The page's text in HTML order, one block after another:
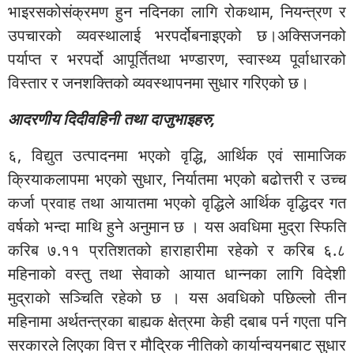
भाइरसकोसंक्रमण हुन नदिनका लागि रोकथाम, नियन्त्रण र
उपचारको व्यवस्थालाई भरपर्दोबनाइएको छ।अक्सिजनको
पर्याप्त र भरपर्दो आपूर्तितथा भण्डारण, स्वास्थ्य पूर्वाधारको
विस्तार र जनशक्तिको व्यवस्थापनमा सुधार गरिएको छ।
आदरणीय दिदीवहिनी तथा दाजुभाइहरु,
६, विद्युत उत्पादनमा भएको वृद्धि, आर्थिक एवं सामाजिक
क्रियाकलापमा भएको सुधार, निर्यातमा भएको बढोत्तरी र उच्च
कर्जा प्रवाह तथा आयातमा भएको वृद्धिले आर्थिक वृद्धिदर गत
वर्षको भन्दा माथि हुने अनुमान छ । यस अवधिमा मुद्रा स्फिति
करिब ७.११ प्रतिशतको हाराहारीमा रहेको र करिब ६.८
महिनाको वस्तु तथा सेवाको आयात धान्नका लागि विदेशी
मुद्राको सञ्चिति रहेको छ । यस अवधिको पछिल्लो तीन
महिनामा अर्थतन्त्रका बाह्यक क्षेत्रमा केही दबाब पर्न गएता पनि
सरकारले लिएका वित्त र मौद्रिक नीतिको कार्यान्वयनबाट सुधार